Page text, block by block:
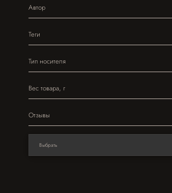
Автор
Теги
Тип носителя
Вес товара, г
Отзывы
Выбрать